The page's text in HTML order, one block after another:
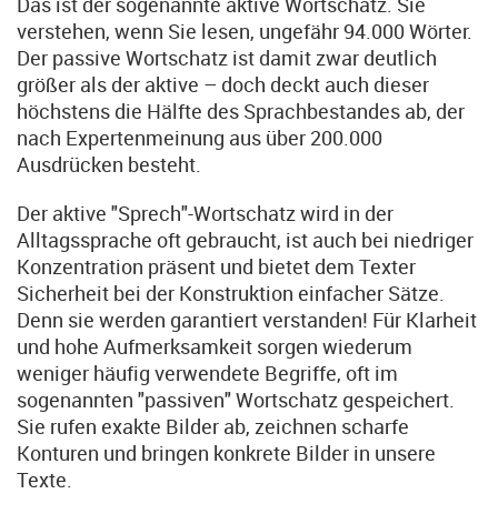
verstehen, wenn Sie lesen, ungefähr 94.000 Wörter.
Der passive Wortschatz ist damit zwar deutlich
größer als der aktive – doch deckt auch dieser
höchstens die Hälfte des Sprachbestandes ab, der
nach Expertenmeinung aus über 200.000
Ausdrücken besteht.
Der aktive "Sprech"-Wortschatz wird in der
Alltagssprache oft gebraucht, ist auch bei niedriger
Konzentration präsent und bietet dem Texter
Sicherheit bei der Konstruktion einfacher Sätze.
Denn sie werden garantiert verstanden! Für Klarheit
und hohe Aufmerksamkeit sorgen wiederum
weniger häufig verwendete Begriffe, oft im
sogenannten "passiven" Wortschatz gespeichert.
Sie rufen exakte Bilder ab, zeichnen scharfe
Konturen und bringen konkrete Bilder in unsere
Texte.